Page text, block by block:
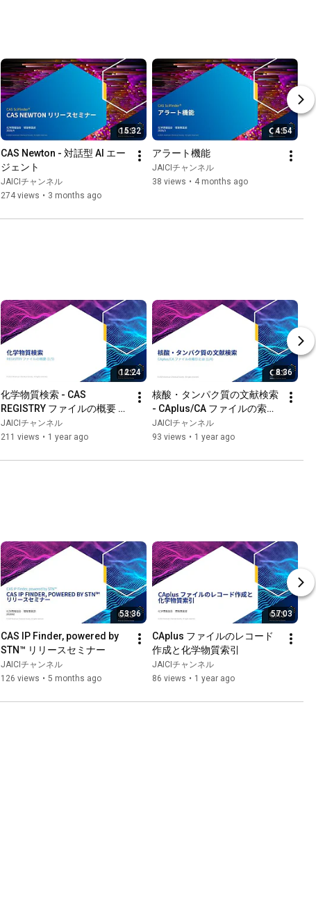
15:32
CAS Newton - 対話型 AI エー
ジェント
JAICIチャンネル
274 views • 3 months ago
4:54
アラート機能
JAICIチャンネル
38 views • 4 months ago
12:24
化学物質検索 - CAS
REGISTRY ファイルの概要
(1/5)
JAICIチャンネル
211 views • 1 year ago
8:36
核酸・タンパク質の文献検索
- CAplus/CA ファイルの索引
とは (1/4)
JAICIチャンネル
93 views • 1 year ago
53:36
CAS IP Finder, powered by
STN™ リリースセミナー
JAICIチャンネル
126 views • 5 months ago
57:03
CAplus ファイルのレコード
作成と化学物質索引
JAICIチャンネル
86 views • 1 year ago